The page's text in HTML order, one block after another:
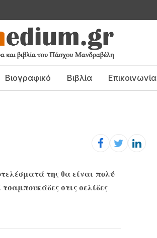
Βιογραφικό Βιβλία Επικοινωνία
της θα είναι πολύ
στις σελίδες